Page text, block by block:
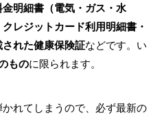
明細書（電気・ガス・水
レジットカード利用明細書・
れた健康保険証などです。い
ものに限られます。
れてしまうので、必ず最新の